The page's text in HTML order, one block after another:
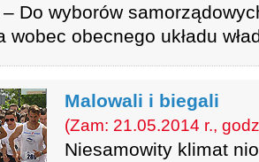
Do wyborów
wobec obecnego układu
Malowali i biegali
(Zam: 21.05.2014 r.,
Niesamowity klimat